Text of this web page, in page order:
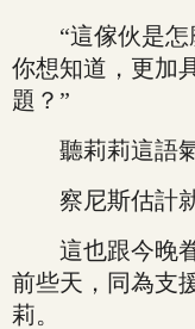
“這傢伙是怎
你想知道，更加
題？”
聽莉莉這語氣
察尼斯估計就
這也跟今晚眷
前些天，同為支
莉。